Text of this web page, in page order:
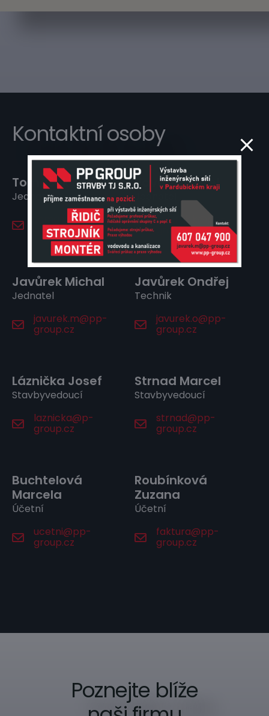
Kontaktní osoby
Tomášek Jan
Jednatel
tomasek@pp-
group.cz
Javůrek Karel
Jednatel
javurek.k@pp-
group.cz
Javůrek Michal
Jednatel
javurek.m@pp-
group.cz
Javůrek Ondřej
Technik
javurek.o@pp-
group.cz
Láznička Josef
Stavbyvedoucí
laznicka@p-
group.cz
Strnad Marcel
Stavbyvedoucí
strnad@pp-
group.cz
Buchtelová
Marcela
Účetní
ucetni@pp-
group.cz
Roubínková
Zuzana
Účetní
faktura@pp-
group.cz
Poznejte blíže